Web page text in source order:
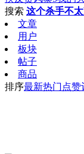
搜索 这个杀手不
文章
用户
板块
帖子
商品
排序最新热门 点赞